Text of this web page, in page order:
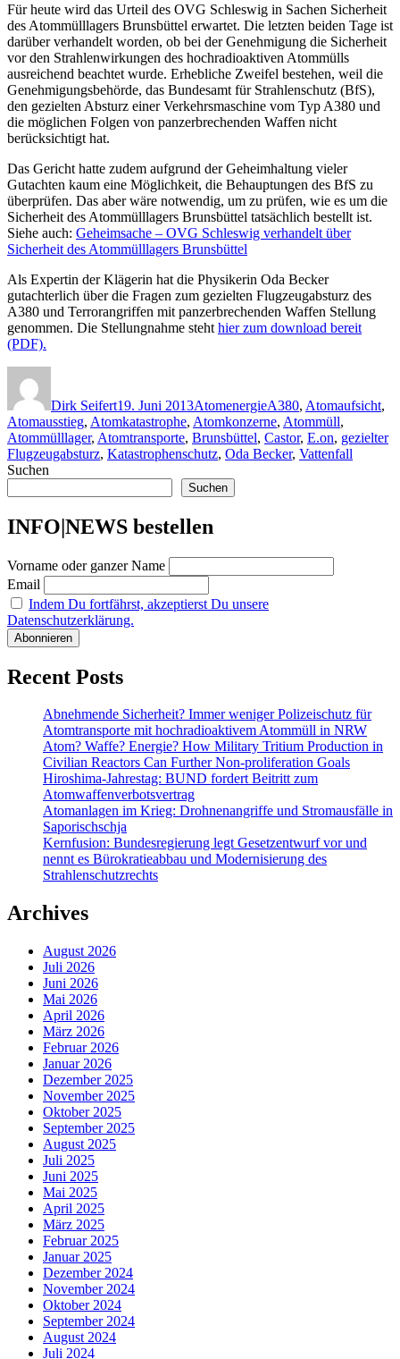
Für heute wird das Urteil des OVG Schleswig in Sachen Sicherheit
des Atommülllagers Brunsbüttel erwartet. Die letzten beiden Tage ist
darüber verhandelt worden, ob bei der Genehmigung die Sicherheit
vor den Strahlenwirkungen des hochradioaktiven Atommülls
ausreichend beachtet wurde. Erhebliche Zweifel bestehen, weil die
Genehmigungsbehörde, das Bundesamt für Strahlenschutz (BfS),
den gezielten Absturz einer Verkehrsmaschine vom Typ A380 und
die möglichen Folgen von panzerbrechenden Waffen nicht
berücksichtigt hat.
Das Gericht hatte zudem aufgrund der Geheimhaltung vieler
Gutachten kaum eine Möglichkeit, die Behauptungen des BfS zu
überprüfen. Das aber wäre notwendig, um zu prüfen, wie es um die
Sicherheit des Atommülllagers Brunsbüttel tatsächlich bestellt ist.
Siehe auch: Geheimsache – OVG Schleswig verhandelt über
Sicherheit des Atommülllagers Brunsbüttel
Als Expertin der Klägerin hat die Physikerin Oda Becker
gutachterlich über die Fragen zum gezielten Flugzeugabsturz des
A380 und Terrorangriffen mit panzerbrechenden Waffen Stellung
genommen. Die Stellungnahme steht hier zum download bereit
(PDF).
Dirk Seifert19. Juni 2013AtomenergieA380, Atomaufsicht,
Atomausstieg, Atomkatastrophe, Atomkonzerne, Atommüll,
Atommülllager, Atomtransporte, Brunsbüttel, Castor, E.on, gezielter
Flugzeugabsturz, Katastrophenschutz, Oda Becker, Vattenfall
Suchen
Suchen
INFO|NEWS bestellen
Vorname oder ganzer Name
Email
Indem Du fortfährst, akzeptierst Du unsere
Datenschutzerklärung.
Recent Posts
Abnehmende Sicherheit? Immer weniger Polizeischutz für
Atomtransporte mit hochradioaktivem Atommüll in NRW
Atom? Waffe? Energie? How Military Tritium Production in
Civilian Reactors Can Further Non-proliferation Goals
Hiroshima-Jahrestag: BUND fordert Beitritt zum
Atomwaffenverbotsvertrag
Atomanlagen im Krieg: Drohnenangriffe und Stromausfälle in
Saporischschja
Kernfusion: Bundesregierung legt Gesetzentwurf vor und
nennt es Bürokratieabbau und Modernisierung des
Strahlenschutzrechts
Archives
August 2026
Juli 2026
Juni 2026
Mai 2026
April 2026
März 2026
Februar 2026
Januar 2026
Dezember 2025
November 2025
Oktober 2025
September 2025
August 2025
Juli 2025
Juni 2025
Mai 2025
April 2025
März 2025
Februar 2025
Januar 2025
Dezember 2024
November 2024
Oktober 2024
September 2024
August 2024
Juli 2024